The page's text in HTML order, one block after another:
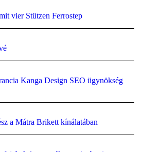
vier Stützen Ferrostep
Kanga Design SEO ügynökség
a Mátra Brikett kínálatában